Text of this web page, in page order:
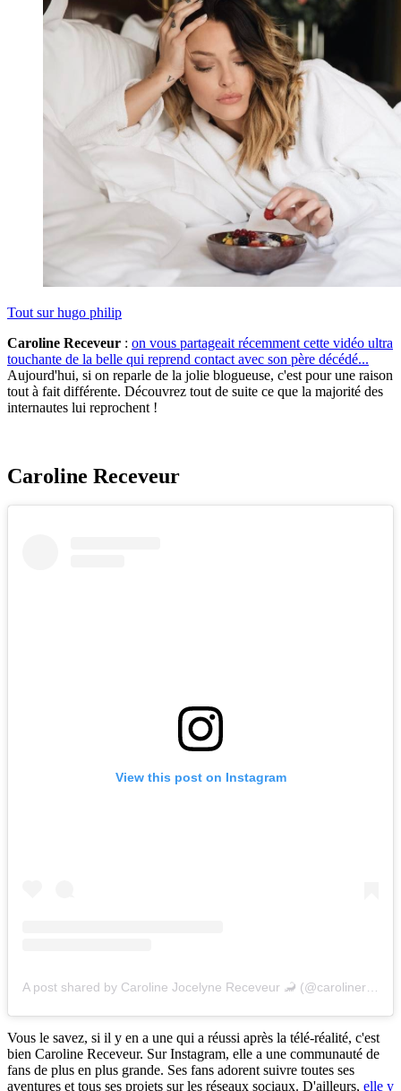
Tout surhugo philip
Caroline Receveur : on vous partageait récemment cette vidéo ultra
touchante de la belle qui reprend contact avec son père décédé...
Aujourd'hui, si on reparle de la jolie blogueuse, c'est pour une raison
tout à fait différente. Découvrez tout de suite ce que la majorité des
internautes lui reprochent !
Caroline Receveur
View this post on Instagram
Vous le savez, si il y en a une qui a réussi après la télé-réalité, c'est
bien Caroline Receveur. Sur Instagram, elle a une communauté de
fans de plus en plus grande. Ses fans adorent suivre toutes ses
aventures et tous ses projets sur les réseaux sociaux. D'ailleurs, elle y